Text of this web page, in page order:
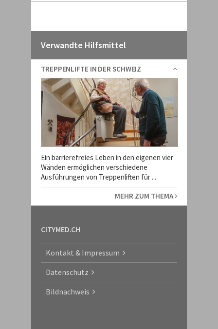
Verwandte Hilfsmittel
TREPPENLIFTE IN DER SCHWEIZ
Ein barrierefreies Leben in den eigenen vier
Wänden ermöglichen verschiedene
Ausführungen von Treppenliften für ...
MEHR ZUM THEMA
CITYMED.CH
Kontakt & Impressum
Datenschutz
Bildnachweis